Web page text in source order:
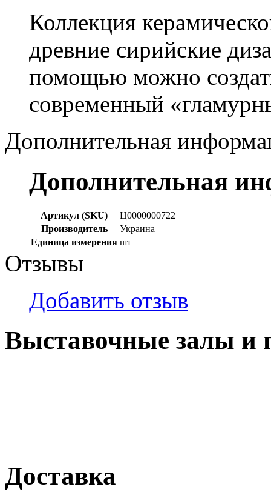
Коллекция
древние сирийские
помощью можно
современный
Дополнительная
Дополнительная
Артикул (SKU)
Ц0000000722
Производитель
Украина
Единица измерения шт
Отзывы
Добавить отзыв
Выставочные залы и
Доставка